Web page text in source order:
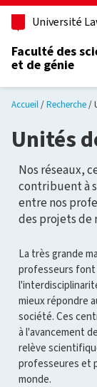
Université
Faculté des
et de génie
Accueil Recherche
Unités
Nos réseaux,
contribuent à
entre nos
des projets de
La très grande
professeurs
mieux répondre
société. Ces
à l'avancement
relève
professeures et
monde.